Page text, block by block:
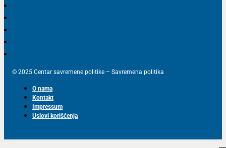
© 2025 Centar savremene politike – Savremena politika
O nama
Kontakt
Impressum
Uslovi korišćenja